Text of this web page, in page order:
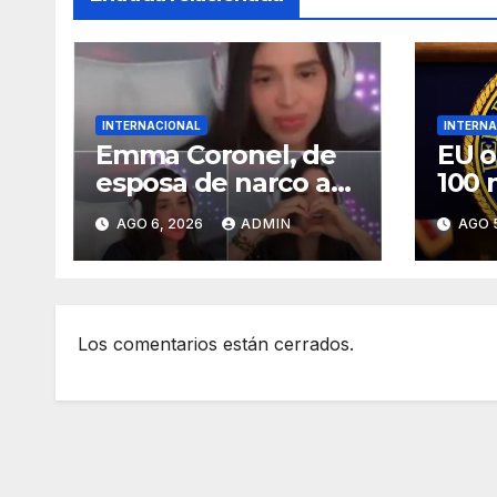
INTERNACIONAL
Emma Coronel, de
esposa de narco a
prisión; ahora es
tiktoker
AGO 6, 2026 ADMIN
EU
100
delAGO
Los comentarios están cerrados.